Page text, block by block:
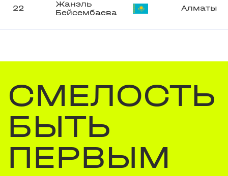
22
Жанэль
Бейсембаева
Алматы
СМЕЛОСТЬ
БЫТЬ
ПЕРВЫМ